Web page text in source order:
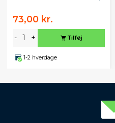
73,00 kr.
- + Tilføj
1-2 hverdage